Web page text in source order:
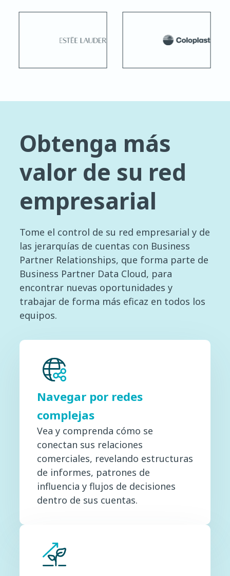
Obtenga más
valor de su red
empresarial
Tome el control de su red empresarial y de
las jerarquías de cuentas con Business
Partner Relationships, que forma parte de
Business Partner Data Cloud, para
encontrar nuevas oportunidades y
trabajar de forma más eficaz en todos los
equipos.
Navegar por redes
complejas
Vea y comprenda cómo se
conectan sus relaciones
comerciales, revelando estructuras
de informes, patrones de
influencia y flujos de decisiones
dentro de sus cuentas.